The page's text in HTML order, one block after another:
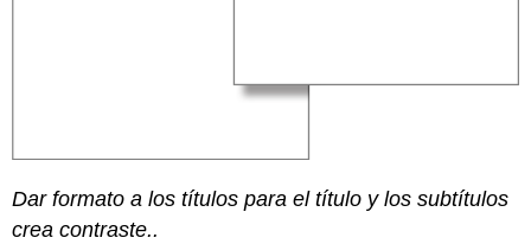
Dar formato a los títulos para el título y los subtítulos
crea contraste..